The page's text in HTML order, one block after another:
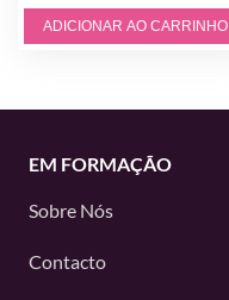
ADICIONAR AO CARRINHO
EM FORMAÇÃO
Sobre Nós
Contacto